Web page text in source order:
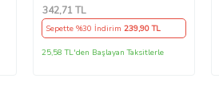
342,71 TL
Sepette %30 İndirim 239,90 TL
25,58 TL'den Başlayan Taksitlerle